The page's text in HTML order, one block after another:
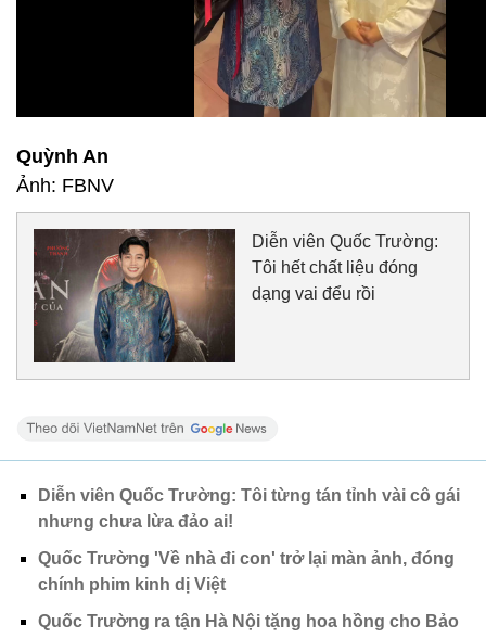
Quỳnh An
Ảnh: FBNV
Diễn viên Quốc Trường:
Tôi hết chất liệu đóng
dạng vai đểu rồi
Diễn viên Quốc Trường: Tôi từng tán tỉnh vài cô gái
nhưng chưa lừa đảo ai!
Quốc Trường 'Về nhà đi con' trở lại màn ảnh, đóng
chính phim kinh dị Việt
Quốc Trường ra tận Hà Nội tặng hoa hồng cho Bảo